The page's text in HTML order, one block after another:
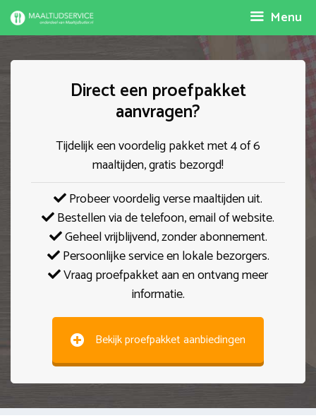
Spring
naar
Menu
Direct een proefpakket
aanvragen?
Tijdelijk een voordelig pakket met 4 of 6
maaltijden, gratis bezorgd!
Probeer voordelig verse maaltijden uit.
Bestellen via de telefoon, email of website.
Geheel vrijblijvend, zonder abonnement.
Persoonlijke service en lokale bezorgers.
Vraag proefpakket aan en ontvang meer
informatie.
Bekijk proefpakket aanbiedingen